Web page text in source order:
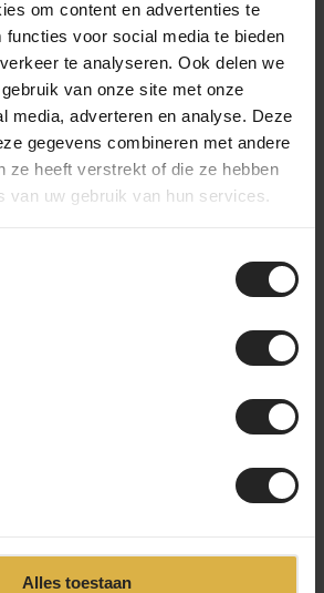
om content en advertenties te
functies voor social media te bieden
te analyseren. Ook delen we
van onze site met onze
media, adverteren en analyse. Deze
gegevens combineren met andere
ze heeft verstrekt of die ze hebben
van uw gebruik van hun services.
Alles toestaan
bei BikeSuperior
komplett montiert und gründlich
das Fahrrad zur Verpackungsstation im
das Fahrrad an einen Bestimmungsort
Fahrrad sicher und vollständig ankommt.